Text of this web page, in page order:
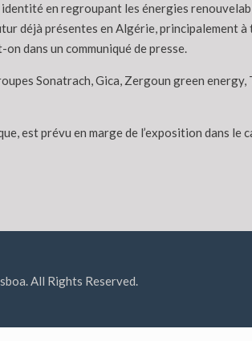
en regroupant les énergies
déjà présentes en Algérie, principalement
dans un communiqué de presse.
Sonatrach, Gica, Zergoun green
est prévu en marge de l’exposition dans le
All Rights Reserved.